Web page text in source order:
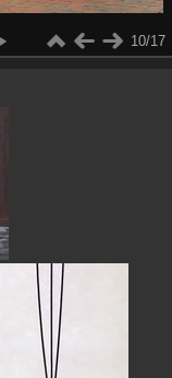
10/17